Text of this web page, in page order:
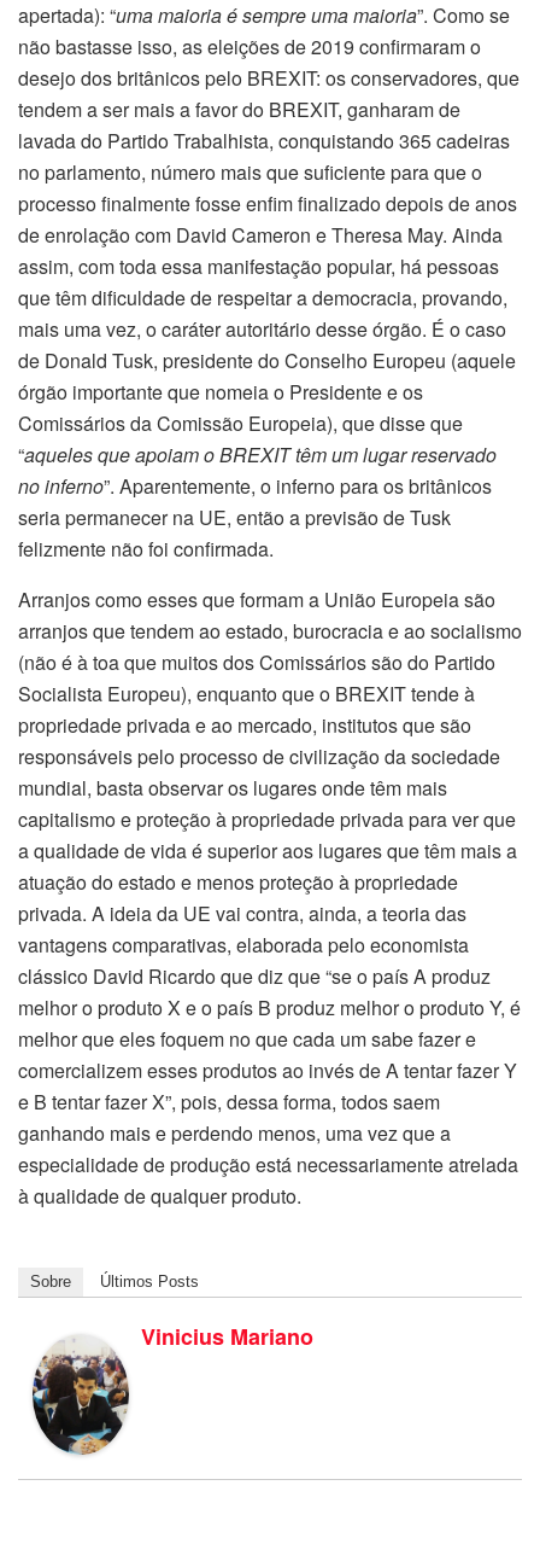
apertada): “uma maioria é sempre uma maioria”. Como se
não bastasse isso, as eleições de 2019 confirmaram o
desejo dos britânicos pelo BREXIT: os conservadores, que
tendem a ser mais a favor do BREXIT, ganharam de
lavada do Partido Trabalhista, conquistando 365 cadeiras
no parlamento, número mais que suficiente para que o
processo finalmente fosse enfim finalizado depois de anos
de enrolação com David Cameron e Theresa May. Ainda
assim, com toda essa manifestação popular, há pessoas
que têm dificuldade de respeitar a democracia, provando,
mais uma vez, o caráter autoritário desse órgão. É o caso
de Donald Tusk, presidente do Conselho Europeu (aquele
órgão importante que nomeia o Presidente e os
Comissários da Comissão Europeia), que disse que
“aqueles que apoiam o BREXIT têm um lugar reservado
no inferno”. Aparentemente, o inferno para os britânicos
seria permanecer na UE, então a previsão de Tusk
felizmente não foi confirmada.
Arranjos como esses que formam a União Europeia são
arranjos que tendem ao estado, burocracia e ao socialismo
(não é à toa que muitos dos Comissários são do Partido
Socialista Europeu), enquanto que o BREXIT tende à
propriedade privada e ao mercado, institutos que são
responsáveis pelo processo de civilização da sociedade
mundial, basta observar os lugares onde têm mais
capitalismo e proteção à propriedade privada para ver que
a qualidade de vida é superior aos lugares que têm mais a
atuação do estado e menos proteção à propriedade
privada. A ideia da UE vai contra, ainda, a teoria das
vantagens comparativas, elaborada pelo economista
clássico David Ricardo que diz que “se o país A produz
melhor o produto X e o país B produz melhor o produto Y, é
melhor que eles foquem no que cada um sabe fazer e
comercializem esses produtos ao invés de A tentar fazer Y
e B tentar fazer X”, pois, dessa forma, todos saem
ganhando mais e perdendo menos, uma vez que a
especialidade de produção está necessariamente atrelada
à qualidade de qualquer produto.
Sobre Últimos Posts
Vinicius Mariano